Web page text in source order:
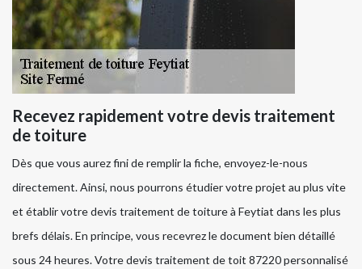
Recevez rapidement votre devis traitement
de toiture
Dès que vous aurez fini de remplir la fiche, envoyez-le-nous
directement. Ainsi, nous pourrons étudier votre projet au plus vite
et établir votre devis traitement de toiture à Feytiat dans les plus
brefs délais. En principe, vous recevrez le document bien détaillé
sous 24 heures. Votre devis traitement de toit 87220 personnalisé